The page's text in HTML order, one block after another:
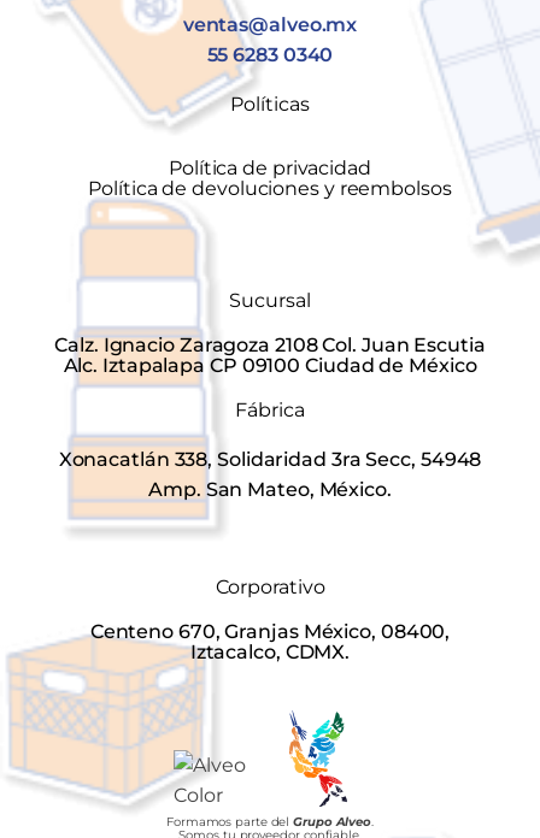
ventas@alveo.mx
55 6283 0340
Políticas
Política de privacidad
Política de devoluciones y reembolsos
Sucursal
Calz. Ignacio Zaragoza 2108 Col. Juan Escutia
Alc. Iztapalapa CP 09100 Ciudad de México
Fábrica
Xonacatlán 338, Solidaridad 3ra Secc, 54948
Amp. San Mateo, México.
Corporativo
Centeno 670, Granjas México, 08400,
Iztacalco, CDMX.
Formamos parte delGrupo Alveo.